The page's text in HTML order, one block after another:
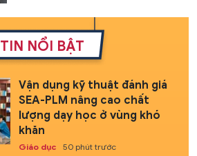
TIN NỔI BẬT
Vận dụng kỹ thuật đánh giá
SEA-PLM nâng cao chất
lượng dạy học ở vùng khó
khăn
Giáo dục 50 phút trước